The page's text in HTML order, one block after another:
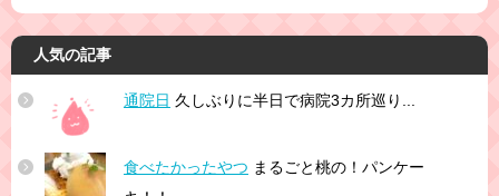
人気の記事
通院日 久しぶりに半日で病院3カ所巡り...
食べたかったやつ まるごと桃の！パンケー